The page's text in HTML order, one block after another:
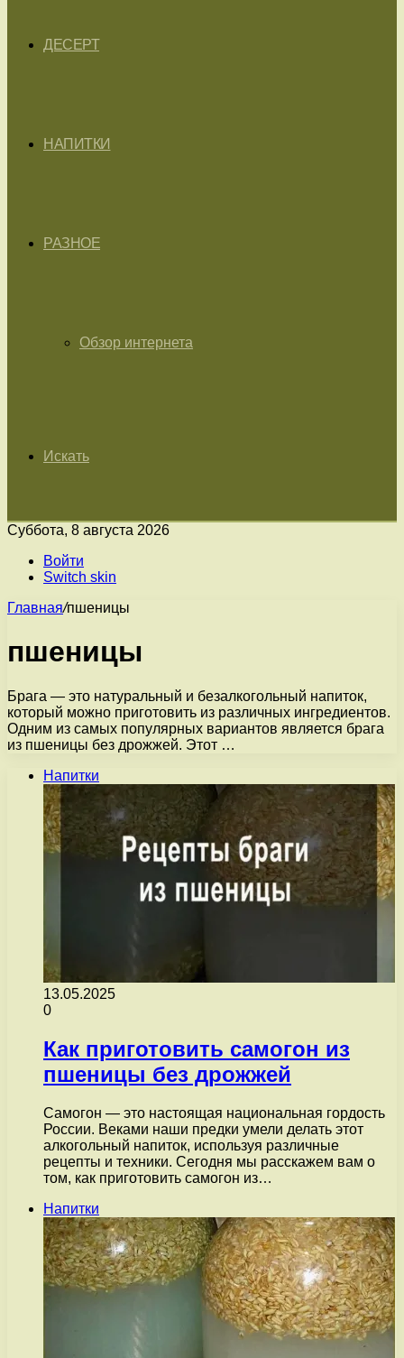
ДЕСЕРТ
НАПИТКИ
РАЗНОЕ
Обзор интернета
Искать
Суббота, 8 августа 2026
Войти
Switch skin
Главная/пшеницы
пшеницы
Брага — это натуральный и безалкогольный напиток,
который можно приготовить из различных ингредиентов.
Одним из самых популярных вариантов является брага
из пшеницы без дрожжей. Этот …
Напитки
13.05.2025
0
Как приготовить самогон из
пшеницы без дрожжей
Самогон — это настоящая национальная гордость
России. Веками наши предки умели делать этот
алкогольный напиток, используя различные
рецепты и техники. Сегодня мы расскажем вам о
том, как приготовить самогон из…
Напитки